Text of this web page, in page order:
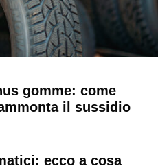
gomme: come
il sussidio
ecco a cosa